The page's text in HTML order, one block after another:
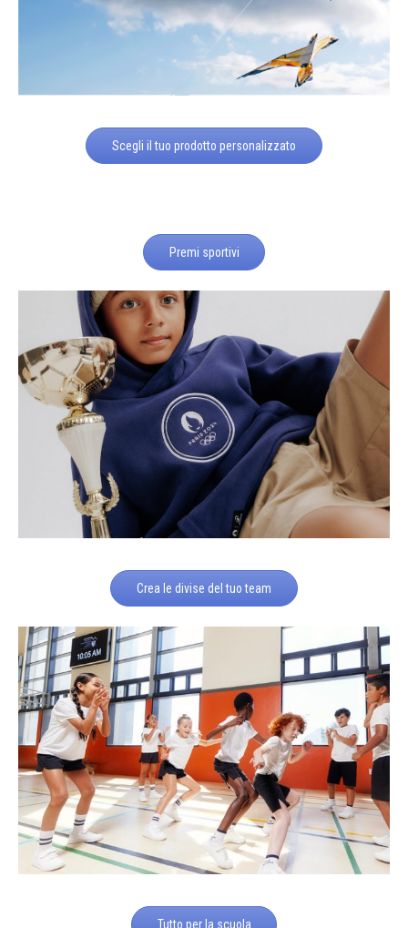
Scegli il tuo prodotto personalizzato
Premi sportivi
Crea le divise del tuo team
Tutto per la scuola